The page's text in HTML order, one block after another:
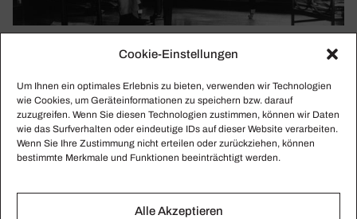
Cookie-Einstellungen
Um Ihnen ein optimales Erlebnis zu bieten, verwenden wir Technologien
wie Cookies, um Geräteinformationen zu speichern bzw. darauf
zuzugreifen. Wenn Sie diesen Technologien zustimmen, können wir Daten
wie das Surfverhalten oder eindeutige IDs auf dieser Website verarbeiten.
Wenn Sie Ihre Zustimmung nicht erteilen oder zurückziehen, können
bestimmte Merkmale und Funktionen beeinträchtigt werden.
Alle Akzeptieren
Einspie­lungen der Kompo­si­tionen von Aaron
Copland finden Sie in derNML, darunter etwa
seine berühmte Ballett­musikBilly the Kid.